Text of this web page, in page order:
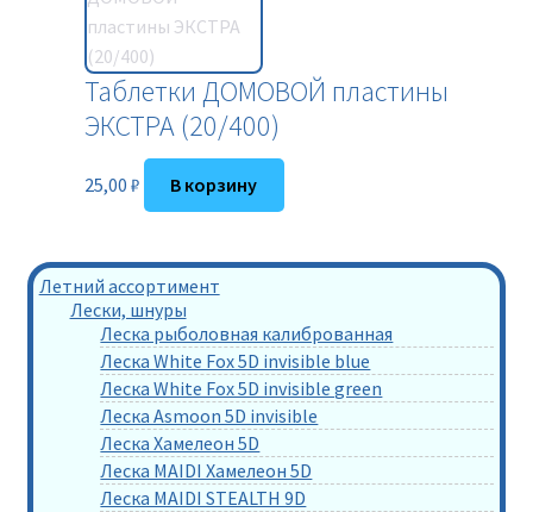
Таблетки ДОМОВОЙ пластины
ЭКСТРА (20/400)
25,00 ₽ В корзину
Летний ассортимент
Лески, шнуры
Леска рыболовная калиброванная
Леска White Fox 5D invisible blue
Леска White Fox 5D invisible green
Леска Asmoon 5D invisible
Леска Хамелеон 5D
Леска MAIDI Хамелеон 5D
Леска MAIDI STEALTH 9D